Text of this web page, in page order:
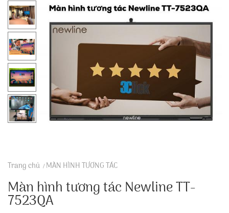
Trang chủ MÀN HÌNH TƯƠNG TÁC
Màn hình tương tác Newline TT-
7523QA